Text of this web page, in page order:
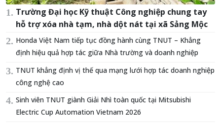
Trường Đại học Kỹ thuật Công nghiệp chung tay
hỗ trợ xóa nhà tạm, nhà dột nát tại xã Sảng Mộc
Honda Việt Nam tiếp tục đồng hành cùng TNUT – Khẳng
định hiệu quả hợp tác giữa Nhà trường và doanh nghiệp
TNUT khẳng định vị thế qua mạng lưới hợp tác doanh nghiệp
công nghệ cao
Sinh viên TNUT giành Giải Nhì toàn quốc tại Mitsubishi
Electric Cup Automation Vietnam 2026